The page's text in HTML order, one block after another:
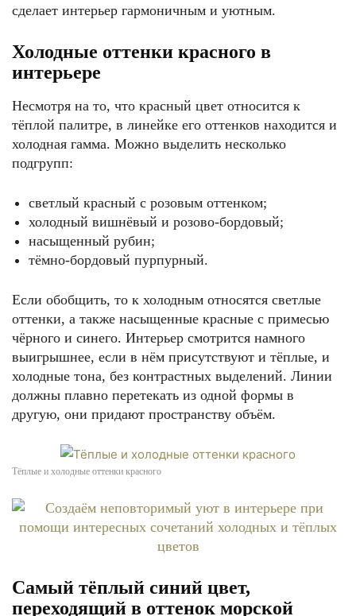
сделает интерьер гармоничным и уютным.
Холодные оттенки красного в
интерьере
Несмотря на то, что красный цвет относится к
тёплой палитре, в линейке его оттенков находится и
холодная гамма. Можно выделить несколько
подгрупп:
светлый красный с розовым оттенком;
холодный вишнёвый и розово-бордовый;
насыщенный рубин;
тёмно-бордовый пурпурный.
Если обобщить, то к холодным относятся светлые
оттенки, а также насыщенные красные с примесью
чёрного и синего. Интерьер смотрится намного
выигрышнее, если в нём присутствуют и тёплые, и
холодные тона, без контрастных выделений. Линии
должны плавно перетекать из одной формы в
другую, они придают пространству объём.
Тёплые и холодные оттенки красного
Самый тёплый синий цвет,
переходящий в оттенок морской